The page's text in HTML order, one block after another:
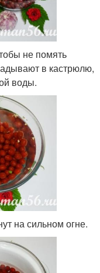
не помять
в кастрюлю,
воды.
на сильном огне.